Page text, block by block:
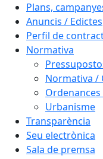
Plans,
Anuncis / Edictes
Perfil de
Normativa
Normativa /
Ordenances
Urbanisme
Transparència
Seu electrònica
Sala de premsa